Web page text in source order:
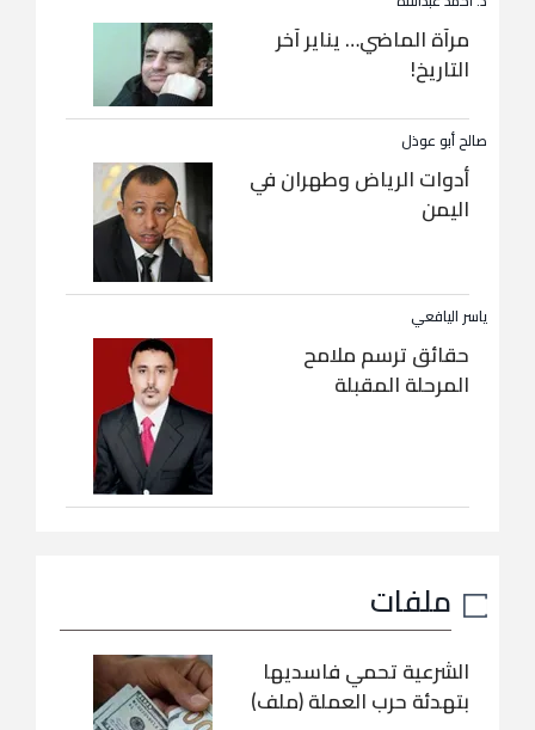
مرآة الماضي… يناير آخر
التاريخ!
صالح أبو عوذل
أدوات الرياض وطهران في
اليمن
ياسر اليافعي
حقائق ترسم ملامح
المرحلة المقبلة
ملفات
الشرعية تحمي فاسديها
بتهدئة حرب العملة (ملف)